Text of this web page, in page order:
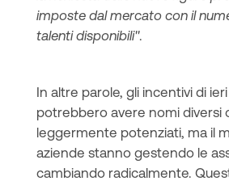
imposte dal mercato con il
talenti disponibili".
In altre parole, gli incentivi di
potrebbero avere nomi diversi
leggermente potenziati, ma il
aziende stanno gestendo le
cambiando radicalmente.